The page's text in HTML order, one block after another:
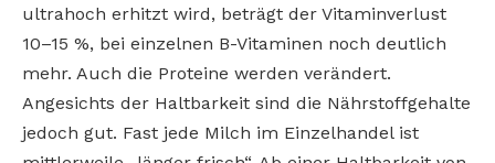
ultrahoch erhitzt wird, beträgt der Vitaminverlust
10–15 %, bei einzelnen B-Vitaminen noch deutlich
mehr. Auch die Proteine werden verändert.
Angesichts der Haltbarkeit sind die Nährstoffgehalte
jedoch gut. Fast jede Milch im Einzelhandel ist